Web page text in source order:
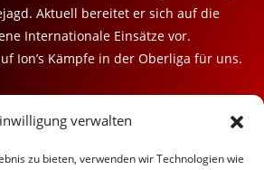
verwalten
zu bieten, verwenden wir Technologien wie
Aktuell bereitet er sich auf die
Internationale Einsätze vor.
Ion’s Kämpfe in der Oberliga für uns.